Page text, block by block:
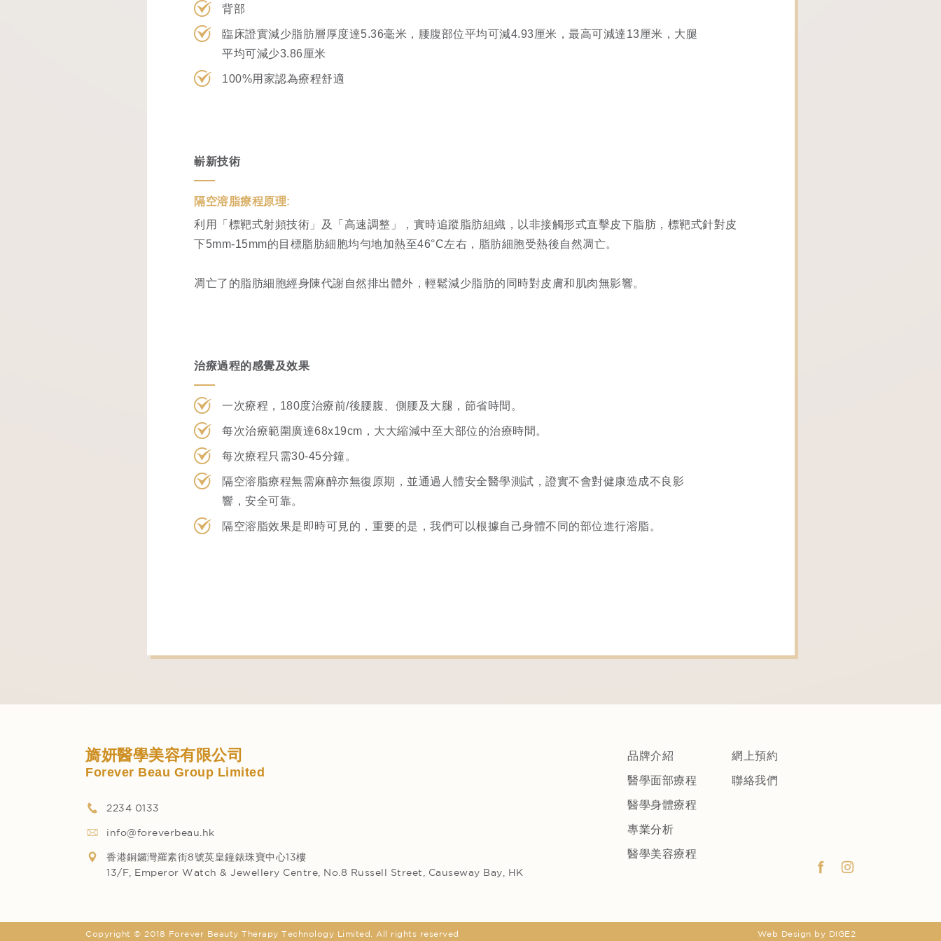
背部
臨床證實減少脂肪層厚度達5.36毫米，腰腹部位平均可減4.93厘米，最高可減達13厘米，大腿
平均可減少3.86厘米
100%用家認為療程舒適
嶄新技術
隔空溶脂療程原理:
利用「標靶式射頻技術」及「高速調整」，實時追蹤脂肪組織，以非接觸形式直擊皮下脂肪，標靶式針對皮
下5mm-15mm的目標脂肪細胞均勻地加熱至46°C左右，脂肪細胞受熱後自然凋亡。
凋亡了的脂肪細胞經身陳代謝自然排出體外，輕鬆減少脂肪的同時對皮膚和肌肉無影響。
治療過程的感覺及效果
一次療程，180度治療前/後腰腹、側腰及大腿，節省時間。
每次治療範圍廣達68x19cm，大大縮減中至大部位的治療時間。
每次療程只需30-45分鐘。
隔空溶脂療程無需麻醉亦無復原期，並通過人體安全醫學測試，證實不會對健康造成不良影
響，安全可靠。
隔空溶脂效果是即時可見的，重要的是，我們可以根據自己身體不同的部位進行溶脂。
旖妍醫學美容有限公司
Forever Beau Group Limited
2234 0133
info@foreverbeau.hk
香港銅鑼灣羅素街8號英皇鐘錶珠寶中心13樓
13/F, Emperor Watch & Jewellery Centre, No.8 Russell Street, Causeway Bay, HK
品牌介紹
醫學面部療程
醫學身體療程
專業分析
醫學美容療程
網上預約
聯絡我們
Copyright © 2018 Forever Beauty Therapy Technology Limited. All rights reserved Web Design by DIGE2